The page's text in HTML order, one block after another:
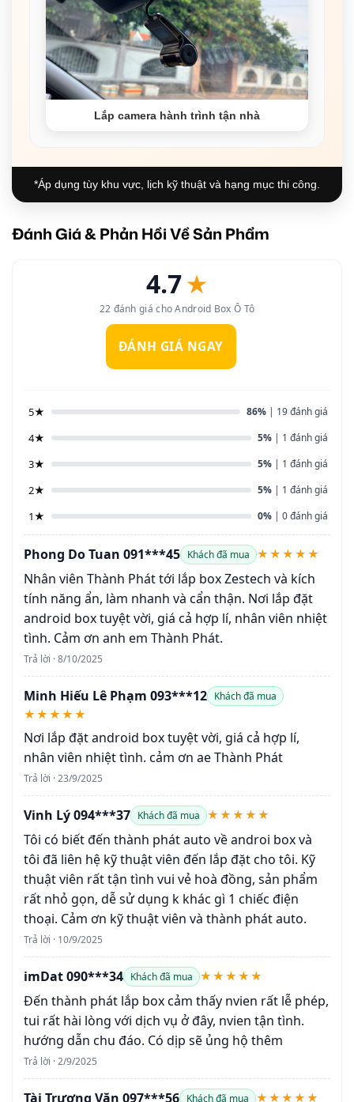
Lắp camera hành trình tận nhà
*Áp dụng tùy khu vực, lịch kỹ thuật và hạng mục thi công.
Đánh Giá & Phản Hồi Về Sản Phẩm
4.7★
22 đánh giá cho Android Box Ô Tô
ĐÁNH GIÁ NGAY
5★ 86% | 19 đánh giá
4★ 5% | 1 đánh giá
3★ 5% | 1 đánh giá
2★ 5% | 1 đánh giá
1★ 0% | 0 đánh giá
Phong Do Tuan 091***45 Khách đã mua ★★★★★
Nhân viên Thành Phát tới lắp box Zestech và kích
tính năng ẩn, làm nhanh và cẩn thận. Nơi lắp đặt
android box tuyệt vời, giá cả hợp lí, nhân viên nhiệt
tình. Cảm ơn anh em Thành Phát.
Trả lời · 8/10/2025
Minh Hiếu Lê Phạm 093***12 Khách đã mua
★★★★★
Nơi lắp đặt android box tuyệt vời, giá cả hợp lí,
nhân viên nhiệt tình. cảm ơn ae Thành Phát
Trả lời · 23/9/2025
Vinh Lý 094***37 Khách đã mua ★★★★★
Tôi có biết đến thành phát auto về androi box và
tôi đã liên hệ kỹ thuật viên đến lắp đặt cho tôi. Kỹ
thuật viên rất tận tình vui vẻ hoà đồng, sản phẩm
rất nhỏ gọn, dễ sử dụng k khác gì 1 chiếc điện
thoại. Cảm ơn kỹ thuật viên và thành phát auto.
Trả lời · 10/9/2025
imDat 090***34 Khách đã mua ★★★★★
Đến thành phát lắp box cảm thấy nvien rất lễ phép,
tui rất hài lòng với dịch vụ ở đây, nvien tận tình.
hướng dẫn chu đáo. Có dịp sẽ ủng hộ thêm
Trả lời · 2/9/2025
Tài Trương Văn 097***56 Khách đã mua ★★★★★